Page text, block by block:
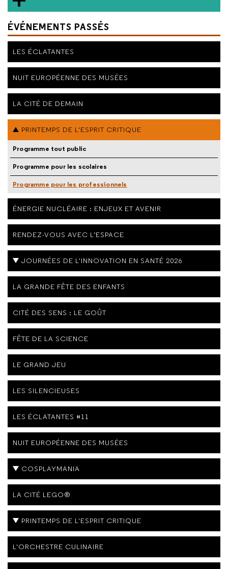
ÉVÉNEMENTS PASSÉS
LES ÉCLATANTES
NUIT EUROPÉENNE DES MUSÉES
LA CITÉ DE DEMAIN
PRINTEMPS DE L'ESPRIT CRITIQUE
Programme tout public
Programme pour les scolaires
Programme pour les professionnels
ÉNERGIE NUCLÉAIRE : ENJEUX ET AVENIR
RENDEZ-VOUS AVEC L’ESPACE
JOURNÉES DE L'INNOVATION EN SANTÉ 2026
LA GRANDE FÊTE DES ENFANTS
CITÉ DES SENS : LE GOÛT
FÊTE DE LA SCIENCE
LE GRAND JEU
LES SILENCIEUSES
LES ÉCLATANTES #11
NUIT EUROPÉENNE DES MUSÉES
COSPLAYMANIA
LA CITÉ LEGO®
PRINTEMPS DE L'ESPRIT CRITIQUE
L'ORCHESTRE CULINAIRE